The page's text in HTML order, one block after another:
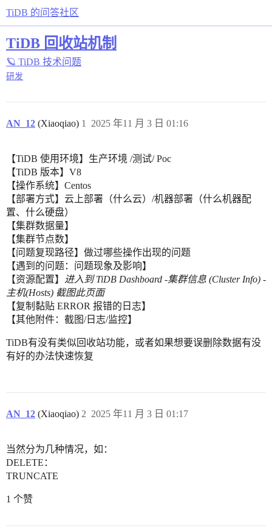
TiDB 的问答社区
TiDB 回收站机制
🪐 TiDB 技术问题
研发
AN_12 (Xiaoqiao) 2025 年11 月 3 日 01:16
1
【TiDB 使用环境】生产环境 /测试/ Poc
【TiDB 版本】V8
【操作系统】Centos
【部署方式】云上部署（什么云）/机器部署（什么机器配
置、什么硬盘）
【集群数据量】
【集群节点数】
【问题复现路径】做过哪些操作出现的问题
【遇到的问题：问题现象及影响】
【资源配置】
进入到 TiDB Dashboard -集群信息 (Cluster Info) -
主机(Hosts) 截图此页面
【复制黏贴 ERROR 报错的日志】
【其他附件：截图/日志/监控】
TiDB有没有类似回收站功能，或者如果想要误删除数据有没
有好的办法快速恢复
AN_12 (Xiaoqiao) 2025 年11 月 3 日 01:17
2
当然分为几种情况，如：
DELETE：
TRUNCATE
1 个赞